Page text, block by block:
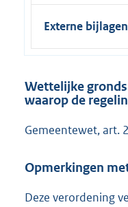
Externe bijlagen
Wettelijke
waarop de
Gemeentewet, art.
Opmerkingen
Deze verordening